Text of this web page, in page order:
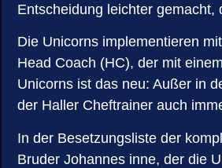
Entscheidung leichter
Die Unicorns implementieren
Head Coach (HC), der mit
Unicorns ist das neu: Außer in
der Haller Cheftrainer auch
In der Besetzungsliste der
Bruder Johannes inne, der die